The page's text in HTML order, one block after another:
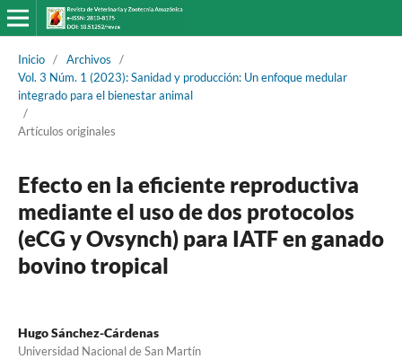
Inicio / Archivos
/
Vol. 3 Núm. 1 (2023): Sanidad y producción: Un enfoque medular
integrado para el bienestar animal
/
Artículos originales
Efecto en la eficiente reproductiva
mediante el uso de dos protocolos
(eCG y Ovsynch) para IATF en ganado
bovino tropical
Hugo Sánchez-Cárdenas
Universidad Nacional de San Martín